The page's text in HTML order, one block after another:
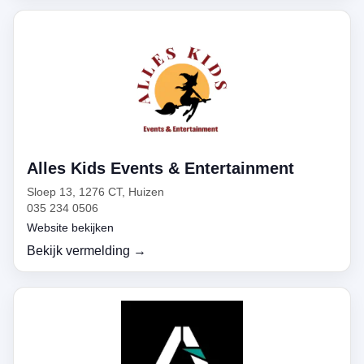
Alles Kids Events & Entertainment
Sloep 13, 1276 CT, Huizen
035 234 0506
Website bekijken
Bekijk vermelding →